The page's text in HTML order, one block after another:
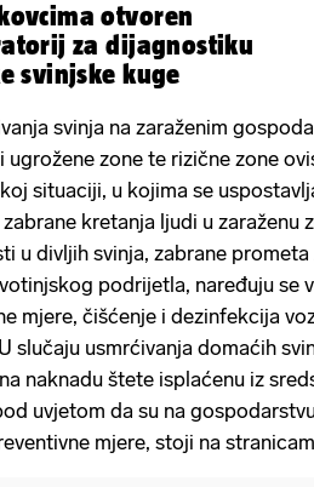
otvoren
za dijagnostiku
svinjske kuge
svinja na zaraženim
ugrožene zone te rizične zone
situaciji, u kojima se
kretanja ljudi u zaraženu
u divljih svinja, zabrane
podrijetla, naređuju se
mjere, čišćenje i dezinfekcija
slučaju usmrćivanja domaćih
naknadu štete isplaćenu iz
uvjetom da su na
mjere, stoji na